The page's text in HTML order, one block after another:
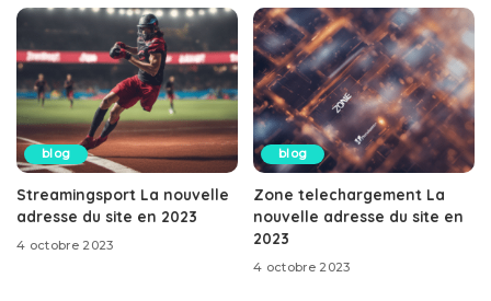
blog
Streamingsport La nouvelle
adresse du site en 2023
4 octobre 2023
blog
Zone telechargement La
nouvelle adresse du site en
2023
4 octobre 2023